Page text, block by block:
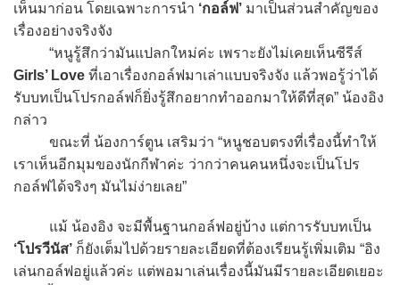
เห็นมาก่อน โดยเฉพาะการนำ ‘กอล์ฟ’ มาเป็นส่วนสำคัญของ
เรื่องอย่างจริงจัง
“หนูรู้สึกว่ามันแปลกใหม่ค่ะ เพราะยังไม่เคยเห็นซีรีส์
Girls’ Love ที่เอาเรื่องกอล์ฟมาเล่าแบบจริงจัง แล้วพอรู้ว่าได้
รับบทเป็นโปรกอล์ฟก็ยิ่งรู้สึกอยากทำออกมาให้ดีที่สุด” น้องอิง
กล่าว
ขณะที่ น้องการ์ตูน เสริมว่า “หนูชอบตรงที่เรื่องนี้ทำให้
เราเห็นอีกมุมของนักกีฬาค่ะ ว่ากว่าคนคนหนึ่งจะเป็นโปร
กอล์ฟได้จริงๆ มันไม่ง่ายเลย”
แม้ น้องอิง จะมีพื้นฐานกอล์ฟอยู่บ้าง แต่การรับบทเป็น
‘โปรวีนัส’ ก็ยังเต็มไปด้วยรายละเอียดที่ต้องเรียนรู้เพิ่มเติม “อิง
เล่นกอล์ฟอยู่แล้วค่ะ แต่พอมาเล่นเรื่องนี้มันมีรายละเอียดเยอะ